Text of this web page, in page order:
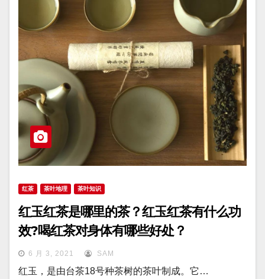
红茶 茶叶地理 茶叶知识
红玉红茶是哪里的茶？红玉红茶有什么功
效?喝红茶对身体有哪些好处？
6 月 3, 2021 SAM
红玉，是由台茶18号种茶树的茶叶制成。它…